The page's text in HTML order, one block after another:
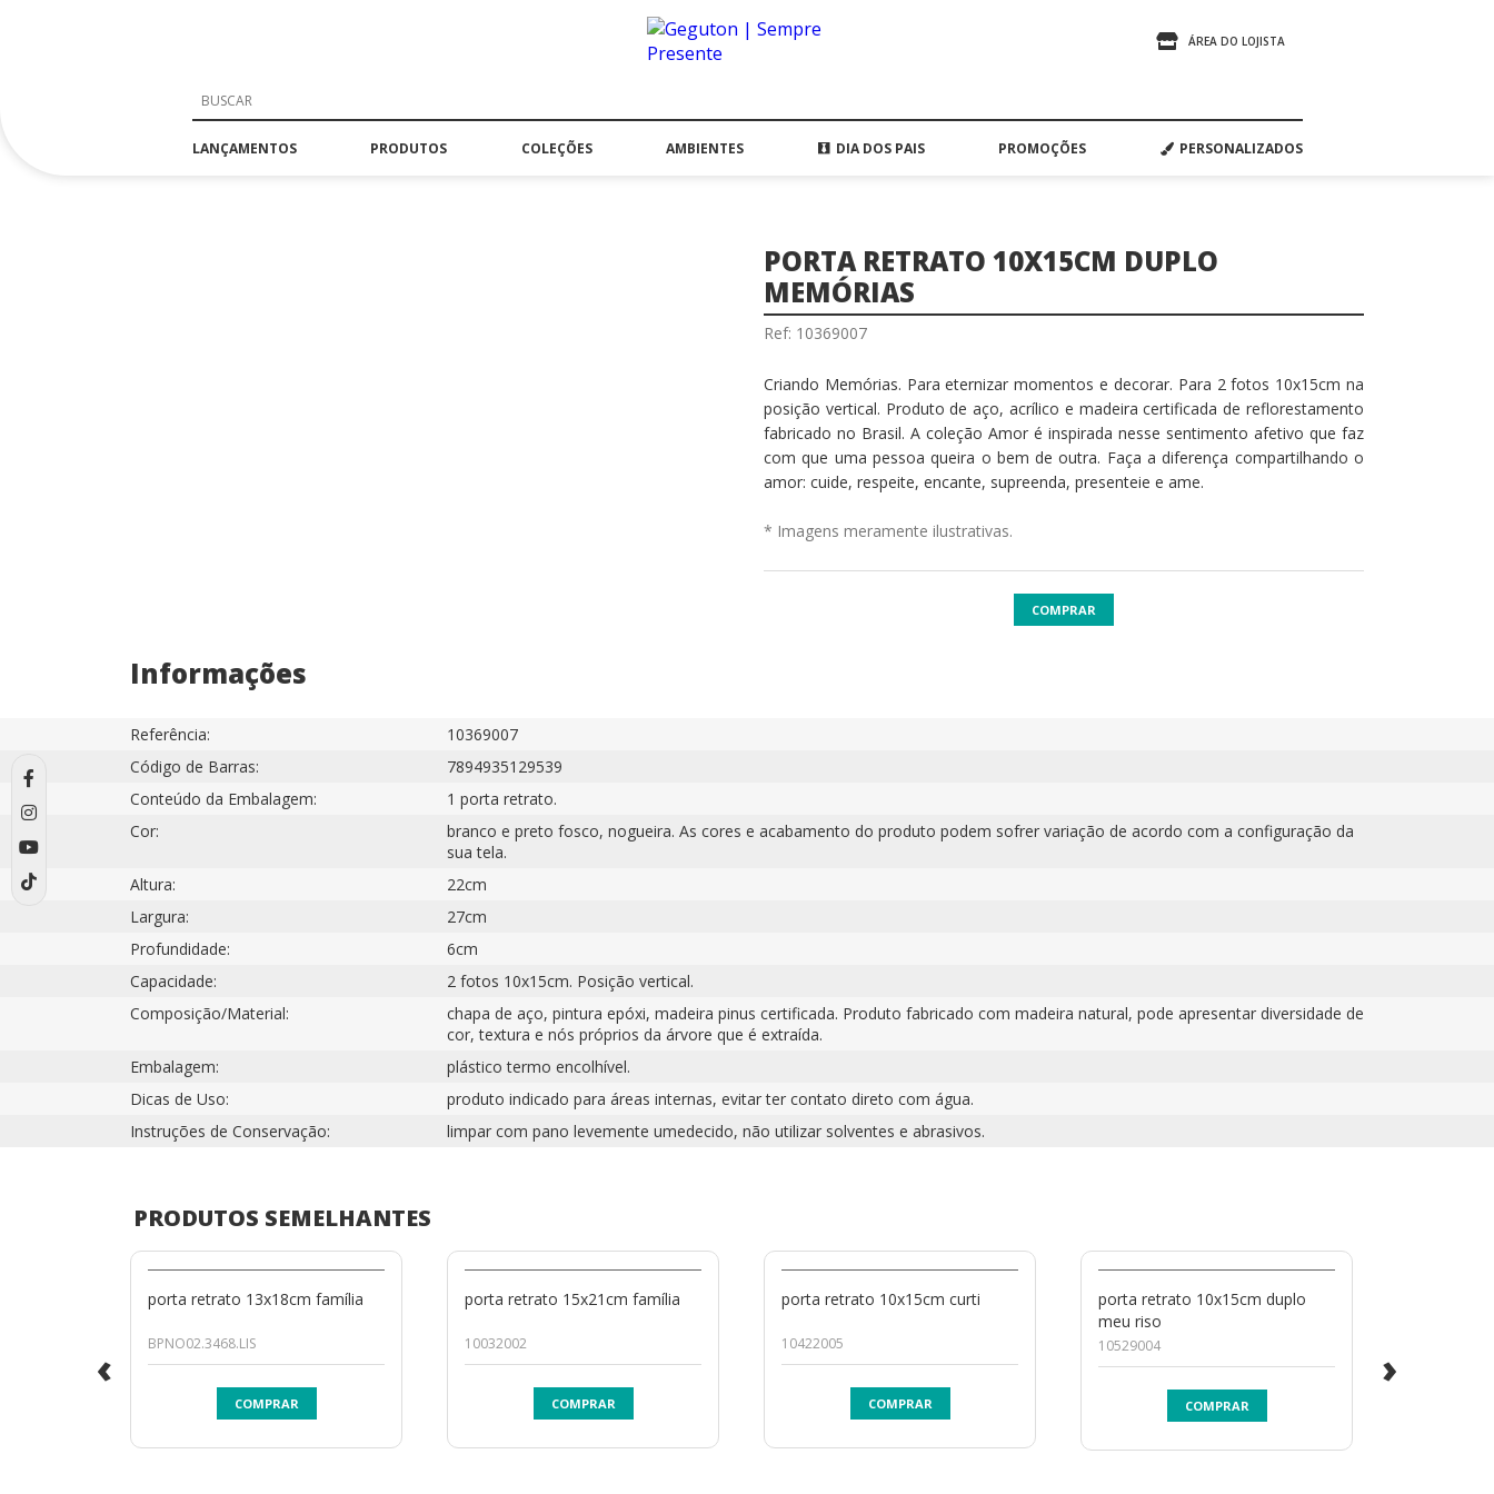
ÁREA DO LOJISTA
LANÇAMENTOS PRODUTOS COLEÇÕES AMBIENTES DIA DOS PAIS PROMOÇÕES PERSONALIZADOS
PORTA RETRATO 10X15CM DUPLO
MEMÓRIAS
Ref: 10369007
Criando Memórias. Para eternizar momentos e decorar. Para 2 fotos 10x15cm na
posição vertical. Produto de aço, acrílico e madeira certificada de reflorestamento
fabricado no Brasil. A coleção Amor é inspirada nesse sentimento afetivo que faz
com que uma pessoa queira o bem de outra. Faça a diferença compartilhando o
amor: cuide, respeite, encante, supreenda, presenteie e ame.
* Imagens meramente ilustrativas.
COMPRAR
Informações
Referência:
10369007
Código de Barras:
7894935129539
Conteúdo da Embalagem:
1 porta retrato.
Cor:
branco e preto fosco, nogueira. As cores e acabamento do produto podem sofrer variação de acordo com a configuração da
sua tela.
Altura:
22cm
Largura:
27cm
Profundidade:
6cm
Capacidade:
2 fotos 10x15cm. Posição vertical.
Composição/Material:
chapa de aço, pintura epóxi, madeira pinus certificada. Produto fabricado com madeira natural, pode apresentar diversidade de
cor, textura e nós próprios da árvore que é extraída.
Embalagem:
plástico termo encolhível.
Dicas de Uso:
produto indicado para áreas internas, evitar ter contato direto com água.
Instruções de Conservação:
limpar com pano levemente umedecido, não utilizar solventes e abrasivos.
PRODUTOS SEMELHANTES
porta retrato 13x18cm família
BPNO02.3468.LIS
COMPRAR
porta retrato 15x21cm família
10032002
COMPRAR
porta retrato 10x15cm curti
10422005
COMPRAR
porta retrato 10x15cm duplo
meu riso
10529004
COMPRAR
‹ ›